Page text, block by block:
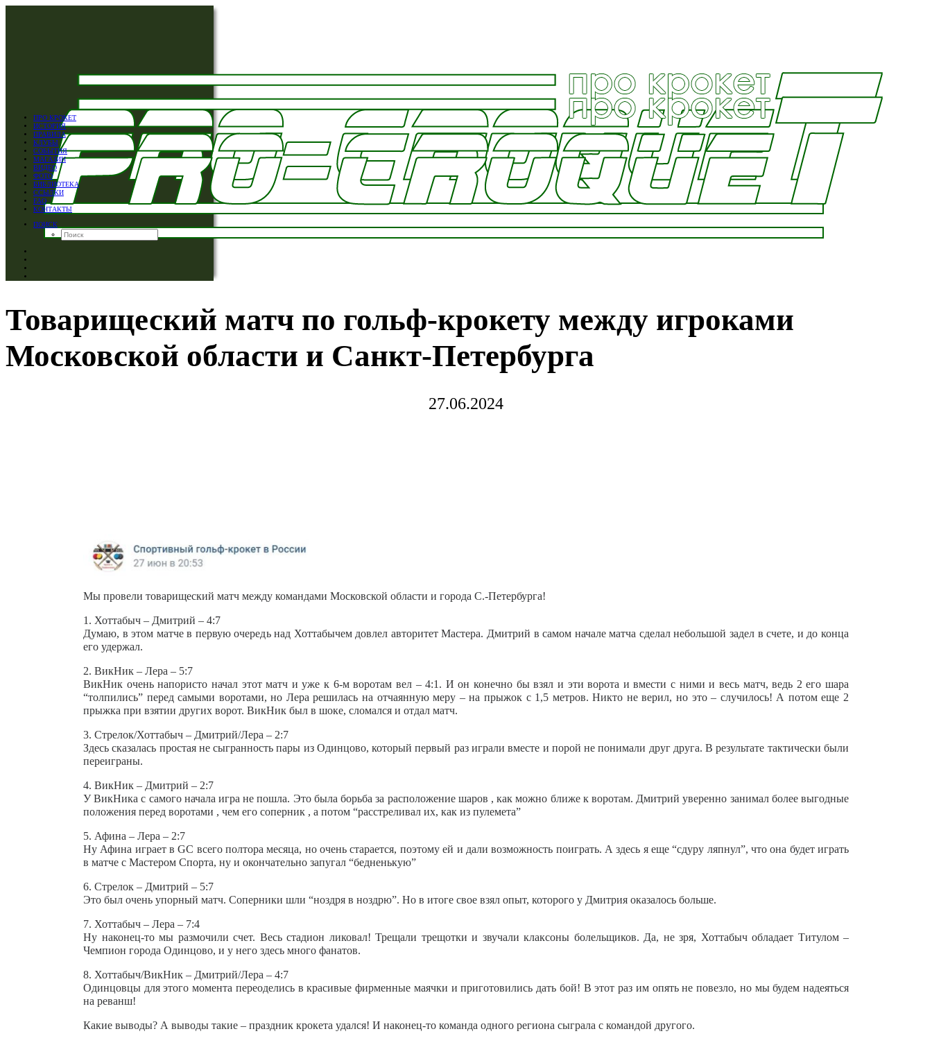
ПРО КРОКЕТ
ИСТОРИЯ
ПРАВИЛА
КЛУБЫ
СОБЫТИЯ
МАГАЗИН
ВИДЕО
ФОТО
БИБЛИОТЕКА
ССЫЛКИ
FAQ
КОНТАКТЫ
ПОИСК
Товарищеский матч по гольф-крокету между игроками
Московской области и Санкт-Петербурга
27.06.2024
Мы провели товарищеский матч между командами Московской области и города С.-Петербурга!
1. Хоттабыч – Дмитрий – 4:7
Думаю, в этом матче в первую очередь над Хоттабычем довлел авторитет Мастера. Дмитрий в самом начале матча сделал небольшой задел в счете, и до конца
его удержал.
2. ВикНик – Лера – 5:7
ВикНик очень напористо начал этот матч и уже к 6-м воротам вел – 4:1. И он конечно бы взял и эти ворота и вмести с ними и весь матч, ведь 2 его шара
“толпились” перед самыми воротами, но Лера решилась на отчаянную меру – на прыжок с 1,5 метров. Никто не верил, но это – случилось! А потом еще 2
прыжка при взятии других ворот. ВикНик был в шоке, сломался и отдал матч.
3. Стрелок/Хоттабыч – Дмитрий/Лера – 2:7
Здесь сказалась простая не сыгранность пары из Одинцово, который первый раз играли вместе и порой не понимали друг друга. В результате тактически были
переиграны.
4. ВикНик – Дмитрий – 2:7
У ВикНика с самого начала игра не пошла. Это была борьба за расположение шаров , как можно ближе к воротам. Дмитрий уверенно занимал более выгодные
положения перед воротами , чем его соперник , а потом “расстреливал их, как из пулемета”
5. Афина – Лера – 2:7
Ну Афина играет в GC всего полтора месяца, но очень старается, поэтому ей и дали возможность поиграть. А здесь я еще “сдуру ляпнул”, что она будет играть
в матче с Мастером Спорта, ну и окончательно запугал “бедненькую”
6. Стрелок – Дмитрий – 5:7
Это был очень упорный матч. Соперники шли “ноздря в ноздрю”. Но в итоге свое взял опыт, которого у Дмитрия оказалось больше.
7. Хоттабыч – Лера – 7:4
Ну наконец-то мы размочили счет. Весь стадион ликовал! Трещали трещотки и звучали клаксоны болельщиков. Да, не зря, Хоттабыч обладает Титулом –
Чемпион города Одинцово, и у него здесь много фанатов.
8. Хоттабыч/ВикНик – Дмитрий/Лера – 4:7
Одинцовцы для этого момента переоделись в красивые фирменные маячки и приготовились дать бой! В этот раз им опять не повезло, но мы будем надеяться
на реванш!
Какие выводы? А выводы такие – праздник крокета удался! И наконец-то команда одного региона сыграла с командой другого.